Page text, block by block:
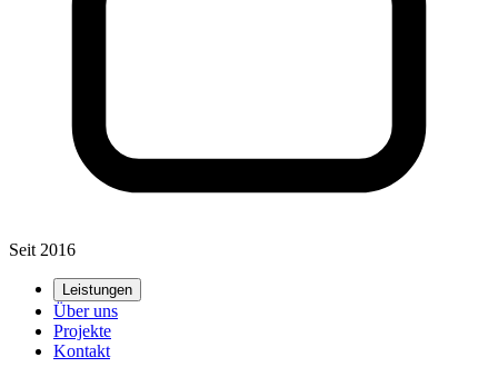
Seit 2016
Leistungen
Über uns
Projekte
Kontakt